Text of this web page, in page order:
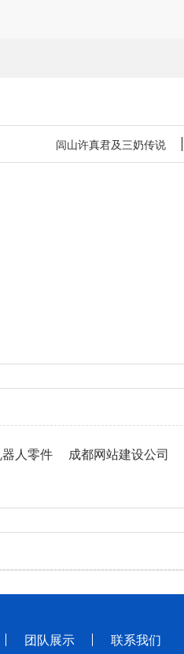
闾山许真君及三奶传说
人零件 成都网站建设公司
团队展示 联系我们